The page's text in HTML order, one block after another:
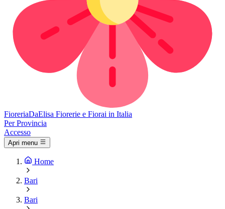
FioreriaDaElisa Fiorerie e Fiorai in Italia
Per Provincia
Accesso
Apri menu
Home
Bari
Bari